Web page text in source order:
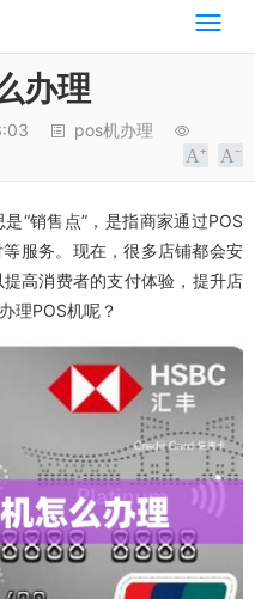
办理
pos机办理
“销售点”，是指商家通过POS
服务。现在，很多店铺都会安
高消费者的支付体验，提升店
理POS机呢？